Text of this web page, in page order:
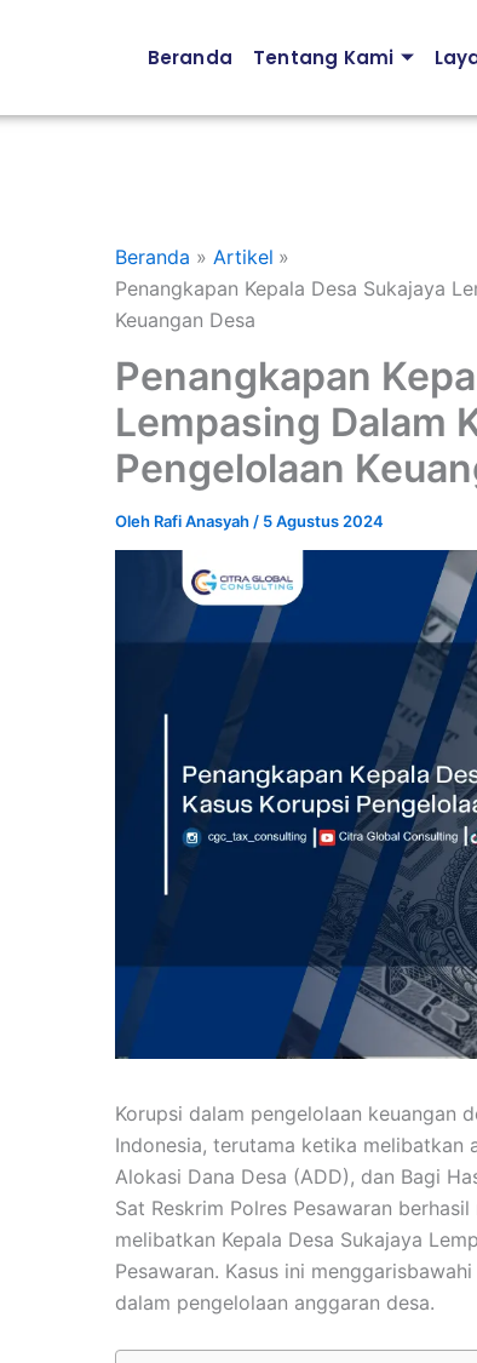
Beranda Tentang Kami
Beranda
Artikel
Penangkapan Kepala Desa Sukajaya
Keuangan Desa
Penangkapan
Lempasing Dalam
Pengelolaan
Oleh Rafi Anasyah / 5 Agustus 2024
Korupsi dalam pengelolaan keuangan
Indonesia, terutama ketika melibatkan
Alokasi Dana Desa (ADD), dan Bagi
Sat Reskrim Polres Pesawaran
melibatkan Kepala Desa Sukajaya
Pesawaran. Kasus ini
dalam pengelolaan anggaran desa.